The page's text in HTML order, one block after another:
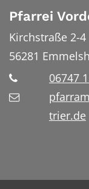
Pfarrei
Kirchstraße 2-4
56281
06747
trier.de